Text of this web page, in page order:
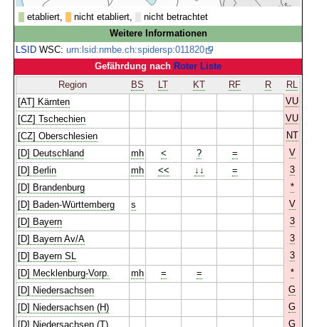
etabliert, nicht etabliert,
nicht betrachtet
Weitere Informationen
LSID WSC:urn:lsid:nmbe.ch:spidersp:011820
Gefährdung nach Roter Liste
Region
BS LT KT RF R
RL
[AT] Kärnten
VU
[CZ] Tschechien
VU
[CZ] Oberschlesien
NT
[D] Deutschland
mh < ? =
V
[D] Berlin
mh << ↓↓ =
3
[D] Brandenburg
*
[D] Baden-Württemberg
s
V
[D] Bayern
3
[D] Bayern Av/A
3
[D] Bayern SL
3
[D] Mecklenburg-Vorp.
mh = =
*
[D] Niedersachsen
G
[D] Niedersachsen (H)
G
[D] Niedersachsen (T)
G